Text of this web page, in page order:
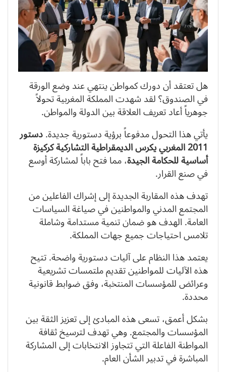
هل تعتقد أن دورك كمواطن ينتهي عند وضع الورقة
في الصندوق؟ لقد شهدت المملكة المغربية تحولاً
جوهرياً أعاد تعريف العلاقة بين الدولة والمواطن.
يأتي هذا التحول مدفوعاً برؤية دستورية جديدة.دستور
2011 المغربي يكرس الديمقراطية التشاركية كركيزة
أساسية للحكامة الجيدة، مما فتح باباً لمشاركة أوسع
في صنع القرار.
تهدف هذه المقاربة الجديدة إلى إشراك الفاعلين من
المجتمع المدني والمواطنين في صياغة السياسات
العامة. الهدف هو ضمان تنمية مستدامة وشاملة
تلامس احتياجات جميع جهات المملكة.
يعتمد هذا النظام على آليات دستورية واضحة. تتيح
هذه الآليات للمواطنين تقديم ملتمسات تشريعية
وعرائض للمؤسسات المنتخبة، وفق ضوابط قانونية
محددة.
بشكل أعمق، تسعى هذه المبادئ إلى تعزيز الثقة بين
المؤسسات والمجتمع. وهي تهدف لترسيخ ثقافة
المواطنة الفاعلة التي تتجاوز الانتخابات إلى المشاركة
المباشرة في تدبير الشأن العام.